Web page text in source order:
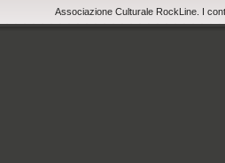
Associazione Culturale RockLine. I